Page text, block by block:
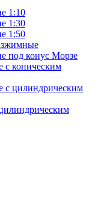
1:10
1:30
1:50
под конус Морзе
с коническим
с цилиндрическим